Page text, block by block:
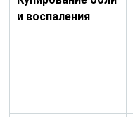
и воспаления